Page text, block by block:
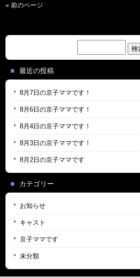
« 前のページ
索:
最近の投稿
8月7日の京子ママです！
8月6日の京子ママです！
8月4日の京子ママです！
8月3日の京子ママです！
8月2日の京子ママです
カテゴリー
お知らせ
キャスト
京子ママです
未分類